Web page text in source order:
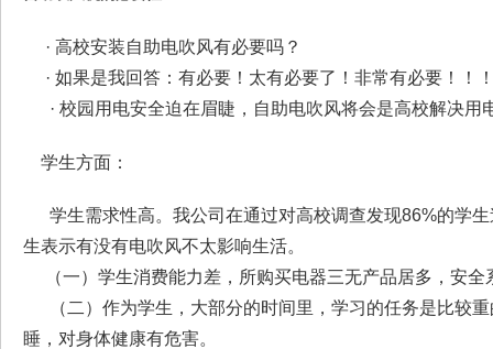
· 高校安装自助电吹风有必要吗？
· 如果是我回答：有必要！太有必要了！非常有必要！！
· 校园用电安全迫在眉睫，自助电吹风将会是高校解决用
学生方面：
学生需求性高。我公司在通过对高校调查发现86%的学
生表示有没有电吹风不太影响生活。
（一）学生消费能力差，所购买电器三无产品居多，安全
（二）作为学生，大部分的时间里，学习的任务是比较
睡，对身体健康有危害。